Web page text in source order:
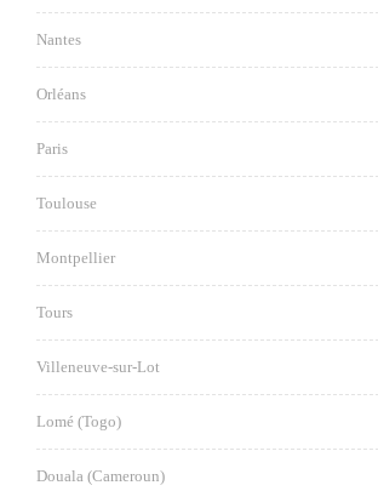
Nantes
Orléans
Paris
Toulouse
Montpellier
Tours
Villeneuve-sur-Lot
Lomé (Togo)
Douala (Cameroun)